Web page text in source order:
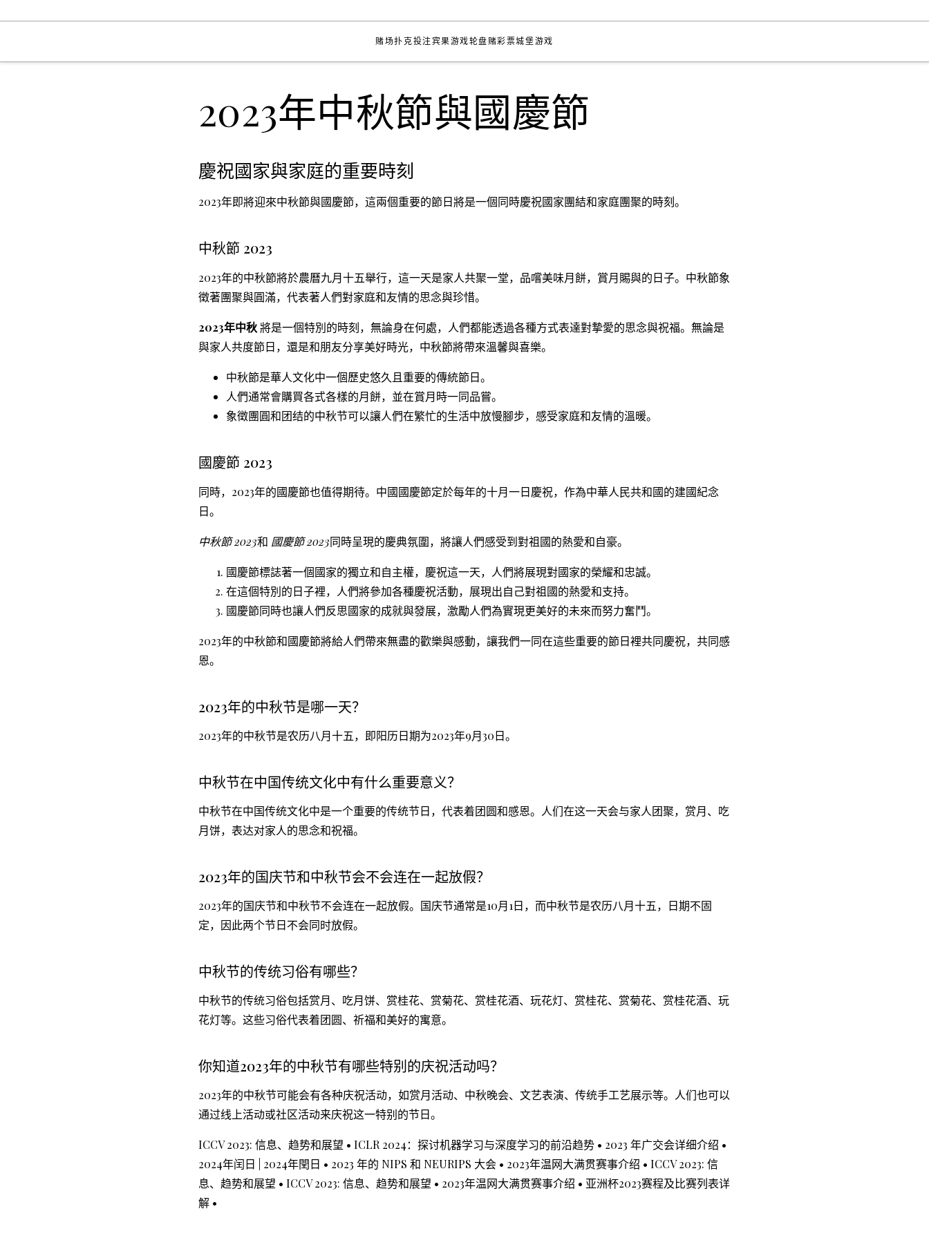
赌场扑克投注宾果游戏轮盘赌彩票城堡游戏
2023年中秋節與國慶節
慶祝國家與家庭的重要時刻
2023年即將迎來中秋節與國慶節，這兩個重要的節日將是一個同時慶祝國家團結和家庭團聚的時刻。
中秋節 2023
2023年的中秋節將於農曆九月十五舉行，這一天是家人共聚一堂，品嚐美味月餅，賞月賜與的日子。中秋節象
徵著團聚與圓滿，代表著人們對家庭和友情的思念與珍惜。
2023年中秋將是一個特別的時刻，無論身在何處，人們都能透過各種方式表達對摯愛的思念與祝福。無論是
與家人共度節日，還是和朋友分享美好時光，中秋節將帶來溫馨與喜樂。
中秋節是華人文化中一個歷史悠久且重要的傳統節日。
人們通常會購買各式各樣的月餅，並在賞月時一同品嘗。
象徵團圓和团结的中秋节可以讓人們在繁忙的生活中放慢腳步，感受家庭和友情的溫暖。
國慶節 2023
同時，2023年的國慶節也值得期待。中國國慶節定於每年的十月一日慶祝，作為中華人民共和國的建國紀念
日。
中秋節 2023和 國慶節 2023同時呈現的慶典氛圍，將讓人們感受到對祖國的熱愛和自豪。
國慶節標誌著一個國家的獨立和自主權，慶祝這一天，人們將展現對國家的榮耀和忠誠。
在這個特別的日子裡，人們將參加各種慶祝活動，展現出自己對祖國的熱愛和支持。
國慶節同時也讓人們反思國家的成就與發展，激勵人們為實現更美好的未來而努力奮鬥。
2023年的中秋節和國慶節將給人們帶來無盡的歡樂與感動，讓我們一同在這些重要的節日裡共同慶祝，共同感
恩。
2023年的中秋节是哪一天？
2023年的中秋节是农历八月十五，即阳历日期为2023年9月30日。
中秋节在中国传统文化中有什么重要意义？
中秋节在中国传统文化中是一个重要的传统节日，代表着团圆和感恩。人们在这一天会与家人团聚，赏月、吃
月饼，表达对家人的思念和祝福。
2023年的国庆节和中秋节会不会连在一起放假？
2023年的国庆节和中秋节不会连在一起放假。国庆节通常是10月1日，而中秋节是农历八月十五，日期不固
定，因此两个节日不会同时放假。
中秋节的传统习俗有哪些？
中秋节的传统习俗包括赏月、吃月饼、赏桂花、赏菊花、赏桂花酒、玩花灯、赏桂花、赏菊花、赏桂花酒、玩
花灯等。这些习俗代表着团圆、祈福和美好的寓意。
你知道2023年的中秋节有哪些特别的庆祝活动吗？
2023年的中秋节可能会有各种庆祝活动，如赏月活动、中秋晚会、文艺表演、传统手工艺展示等。人们也可以
通过线上活动或社区活动来庆祝这一特别的节日。
ICCV 2023: 信息、趋势和展望 • ICLR 2024：探讨机器学习与深度学习的前沿趋势 • 2023 年广交会详细介绍 •
2024年闰日 | 2024年閏日 • 2023 年的 NIPS 和 NEURIPS 大会 • 2023年温网大满贯赛事介绍 • ICCV 2023: 信
息、趋势和展望 • ICCV 2023: 信息、趋势和展望 • 2023年温网大满贯赛事介绍 • 亚洲杯2023赛程及比赛列表详
解 •